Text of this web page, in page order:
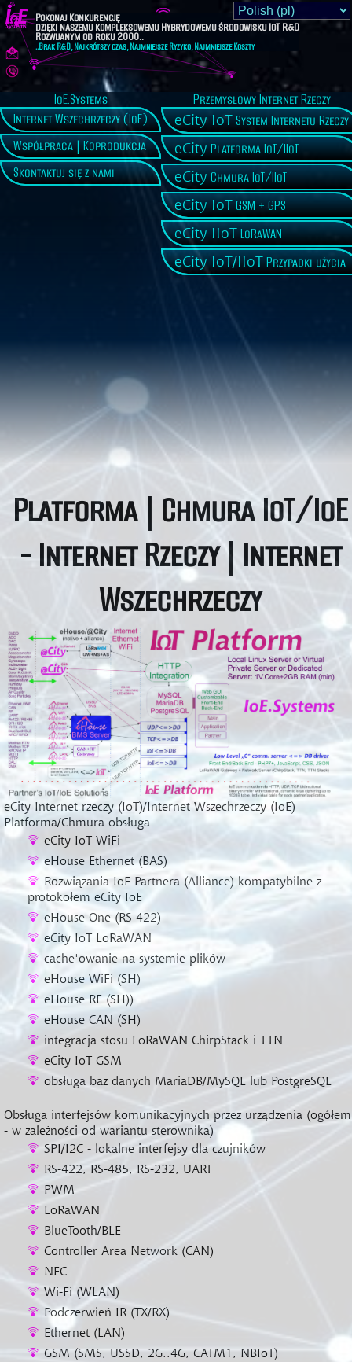
Pokonaj Konkurencję
dzięki naszemu kompleksowemu Hybrydowemu środowisku IoT R&D
Rozwijanym od roku 2000..
..Brak R&D, Najkrótszy czas, Najmniejsze Ryzyko, Najmniejsze Koszty
IoE.Systems
Internet Wszechrzeczy (IoE)
Współpraca | Koprodukcja
Skontaktuj się z nami
Przemysłowy Internet Rzeczy
eCity IoTSystem Internetu Rzeczy
eCityPlatforma IoT/IIoT
eCityChmura IoT/IIoT
eCity IoTGSM + GPS
eCity IIoTLoRaWAN
eCity IoT/IIoTPrzypadki użycia
Platforma | Chmura IoT/IoE
- Internet Rzeczy | Internet
Wszechrzeczy
eCity Internet rzeczy (IoT)/Internet Wszechrzeczy (IoE)
Platforma/Chmura obsługa
eCity IoT WiFi
eHouse Ethernet (BAS)
Rozwiązania IoE Partnera (Alliance) kompatybilne z
protokołem eCity IoE
eHouse One (RS-422)
eCity IoT LoRaWAN
cache'owanie na systemie plików
eHouse WiFi (SH)
eHouse RF (SH))
eHouse CAN (SH)
integracja stosu LoRaWAN ChirpStack i TTN
eCity IoT GSM
obsługa baz danych MariaDB/MySQL lub PostgreSQL
Obsługa interfejsów komunikacyjnych przez urządzenia (ogółem
- w zależności od wariantu sterownika)
SPI/I2C - lokalne interfejsy dla czujników
RS-422, RS-485, RS-232, UART
PWM
LoRaWAN
BlueTooth/BLE
Controller Area Network (CAN)
NFC
Wi-Fi (WLAN)
Podczerwień IR (TX/RX)
Ethernet (LAN)
GSM (SMS, USSD, 2G..4G, CATM1, NBIoT)